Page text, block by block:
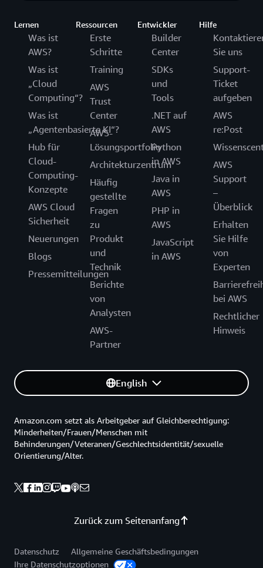
Lernen
Was ist
AWS?
Was ist
„Cloud
Computing“?
Was ist
„Agentenbasierte KI“?
Hub für
Cloud-
Computing-
Konzepte
AWS Cloud
Sicherheit
Neuerungen
Blogs
Pressemitteilungen
Ressourcen
Erste
Schritte
Training
AWS
Trust
Center
AWS-
Lösungsportfolio
Architekturzentrum
Häufig
gestellte
Fragen
zu
Produkt
und
Technik
Berichte
von
Analysten
AWS-
Partner
Entwickler
Builder
Center
SDKs
und
Tools
.NET auf
AWS
Python
in AWS
Java in
AWS
PHP in
AWS
JavaScript
in AWS
Hilfe
Sie uns
Support-
Ticket
aufgeben
AWS
re:Post
AWS
Support
–
Überblick
Erhalten
Sie Hilfe
von
Experten
bei AWS
Rechtlicher
Hinweis
English
Zurück zum Seitenanfang
Amazon.com setzt als Arbeitgeber auf Gleichberechtigung:
Minderheiten/Frauen/Menschen mit
Behinderungen/Veteranen/Geschlechtsidentität/sexuelle
Orientierung/Alter.
Datenschutz
Allgemeine Geschäftsbedingungen
Ihre Datenschutzoptionen